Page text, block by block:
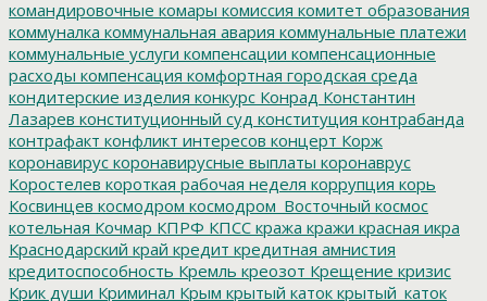
командировочные комары комиссия комитет образования
коммуналка коммунальная авария коммунальные платежи
коммунальные услуги компенсации компенсационные
расходы компенсация комфортная городская среда
кондитерские изделия конкурс Конрад Константин
Лазарев конституционный суд конституция контрабанда
контрафакт конфликт интересов концерт Корж
коронавирус коронавирусные выплаты коронаврус
Коростелев короткая рабочая неделя коррупция корь
Косвинцев космодром космодром_Восточный космос
котельная Кочмар КПРФ КПСС кража кражи красная икра
Краснодарский край кредит кредитная амнистия
кредитоспособность Кремль креозот Крещение кризис
Крик души Криминал Крым крытый каток крытый_каток